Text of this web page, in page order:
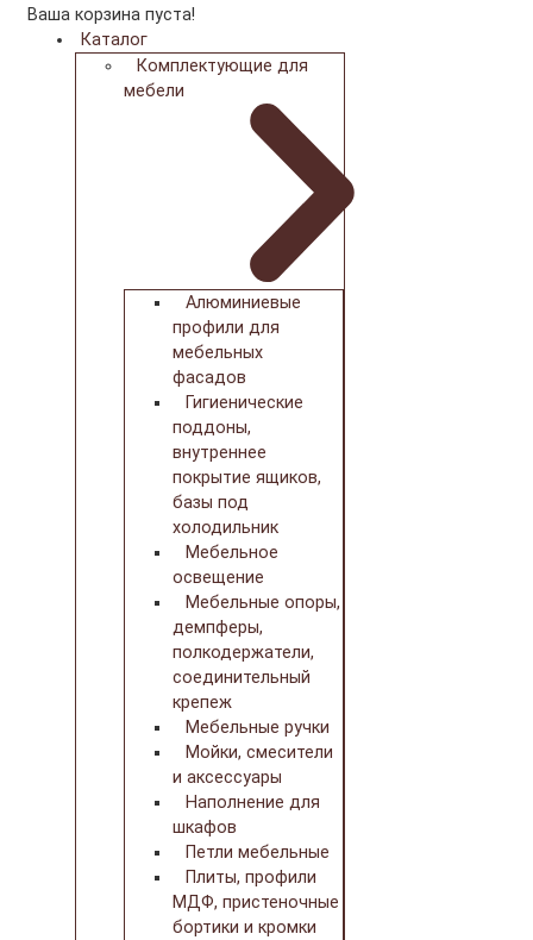
Ваша корзина пуста!
Каталог
Комплектующие для
мебели
Алюминиевые
профили для
мебельных
фасадов
Гигиенические
поддоны,
внутреннее
покрытие ящиков,
базы под
холодильник
Мебельное
освещение
Мебельные опоры,
демпферы,
полкодержатели,
соединительный
крепеж
Мебельные ручки
Мойки, смесители
и аксессуары
Наполнение для
шкафов
Петли мебельные
Плиты, профили
МДФ, пристеночные
бортики и кромки